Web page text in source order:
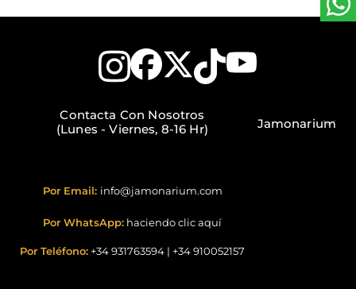
Contacta Con Nosotros
(Lunes - Viernes, 8-16 Hr)
Por Email: info@jamonarium.com
Por WhatsApp: haciendo clic aquí
Por Teléfono: +34 931763594 | +34 910052157
Jamonarium